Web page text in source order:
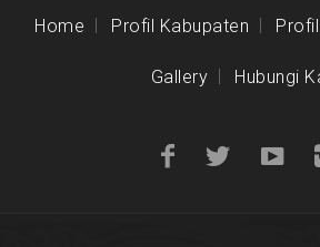
Home Profil Kabupaten
Gallery Hubungi